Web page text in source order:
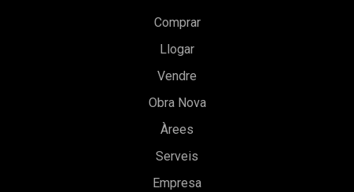
Comprar
Llogar
Vendre
Obra Nova
Àrees
Serveis
Empresa
Guardar configuració